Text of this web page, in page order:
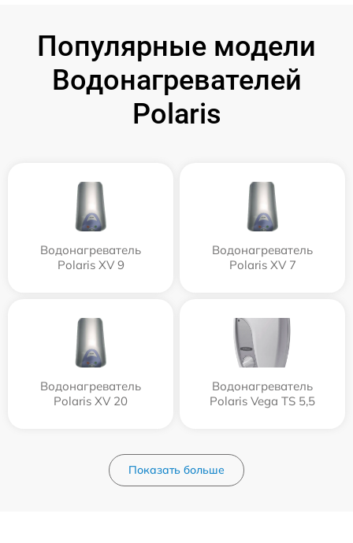
Популярные модели
Водонагревателей
Polaris
Водонагреватель
Polaris XV 9
Водонагреватель
Polaris XV 7
Водонагреватель
Polaris XV 20
Водонагреватель
Polaris Vega TS 5,5
Показать больше